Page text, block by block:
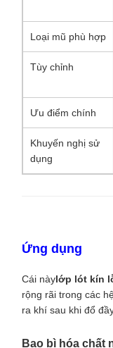
Loại mũ phù hợp
Tùy chỉnh
Ưu điểm chính
Khuyến nghị sử
dụng
Ứng dụng
Cái nàylớp lót kín
rộng rãi trong các
ra khí sau khi đổ
Bao bì hóa chất